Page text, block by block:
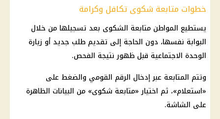
خطوات متابعة شكوى تكافل وكرامة
يستطيع المواطن متابعة الشكوى بعد تسجيلها من خلال
البوابة نفسها، دون الحاجة إلى تقديم طلب جديد أو زيارة
الوحدة الاجتماعية قبل ظهور نتيجة الفحص.
وتتم المتابعة عبر إدخال الرقم القومي والضغط على
«استعلام»، ثم اختيار «متابعة شكوى» من البيانات الظاهرة
على الشاشة.